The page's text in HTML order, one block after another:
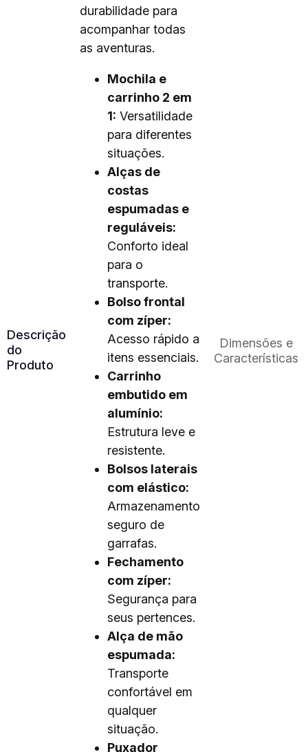
Descrição
do
Produto
durabilidade para
acompanhar todas
as aventuras.
Mochila e
carrinho 2 em
1: Versatilidade
para diferentes
situações.
Alças de
costas
espumadas e
reguláveis:
Conforto ideal
para o
transporte.
Bolso frontal
com zíper:
Acesso rápido a
itens essenciais.
Carrinho
embutido em
alumínio:
Estrutura leve e
resistente.
Bolsos laterais
com elástico:
Armazenamento
seguro de
garrafas.
Fechamento
com zíper:
Segurança para
seus pertences.
Alça de mão
espumada:
Transporte
confortável em
qualquer
situação.
Puxador
Dimensões e
Características